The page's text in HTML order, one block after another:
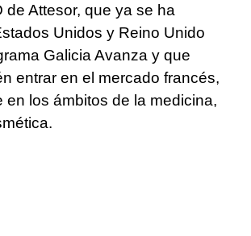
de Attesor, que ya se ha
Unidos y Reino Unido
Galicia Avanza y que
entrar en el mercado francés,
en los ámbitos de la medicina,